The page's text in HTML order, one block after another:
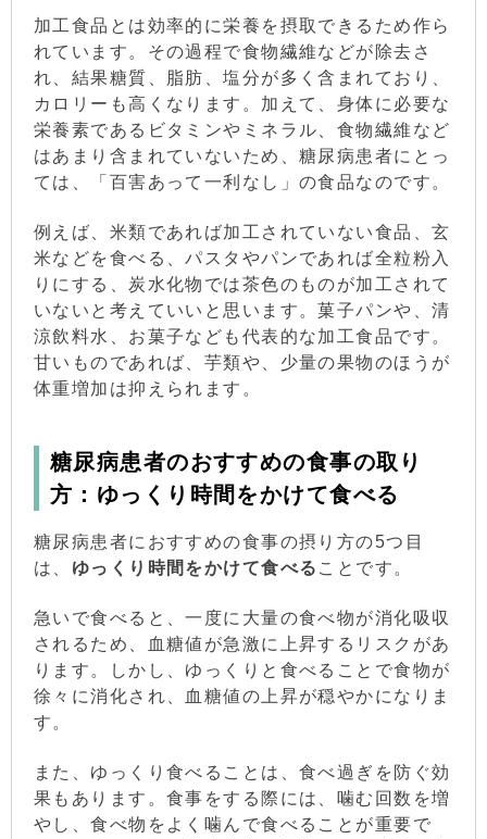
加工食品とは効率的に栄養を摂取できるため作ら
れています。その過程で食物繊維などが除去さ
れ、結果糖質、脂肪、塩分が多く含まれており、
カロリーも高くなります。加えて、身体に必要な
栄養素であるビタミンやミネラル、食物繊維など
はあまり含まれていないため、糖尿病患者にとっ
ては、「百害あって一利なし」の食品なのです。
例えば、米類であれば加工されていない食品、玄
米などを食べる、パスタやパンであれば全粒粉入
りにする、炭水化物では茶色のものが加工されて
いないと考えていいと思います。菓子パンや、清
涼飲料水、お菓子なども代表的な加工食品です。
甘いものであれば、芋類や、少量の果物のほうが
体重増加は抑えられます。
糖尿病患者のおすすめの食事の取り
方：ゆっくり時間をかけて食べる
糖尿病患者におすすめの食事の摂り方の5つ目
は、 ゆっくり時間をかけて食べる ことです。
急いで食べると、一度に大量の食べ物が消化吸収
されるため、血糖値が急激に上昇するリスクがあ
ります。しかし、ゆっくりと食べることで食物が
徐々に消化され、血糖値の上昇が穏やかになりま
す。
また、ゆっくり食べることは、食べ過ぎを防ぐ効
果もあります。食事をする際には、噛む回数を増
やし、食べ物をよく噛んで食べることが重要で